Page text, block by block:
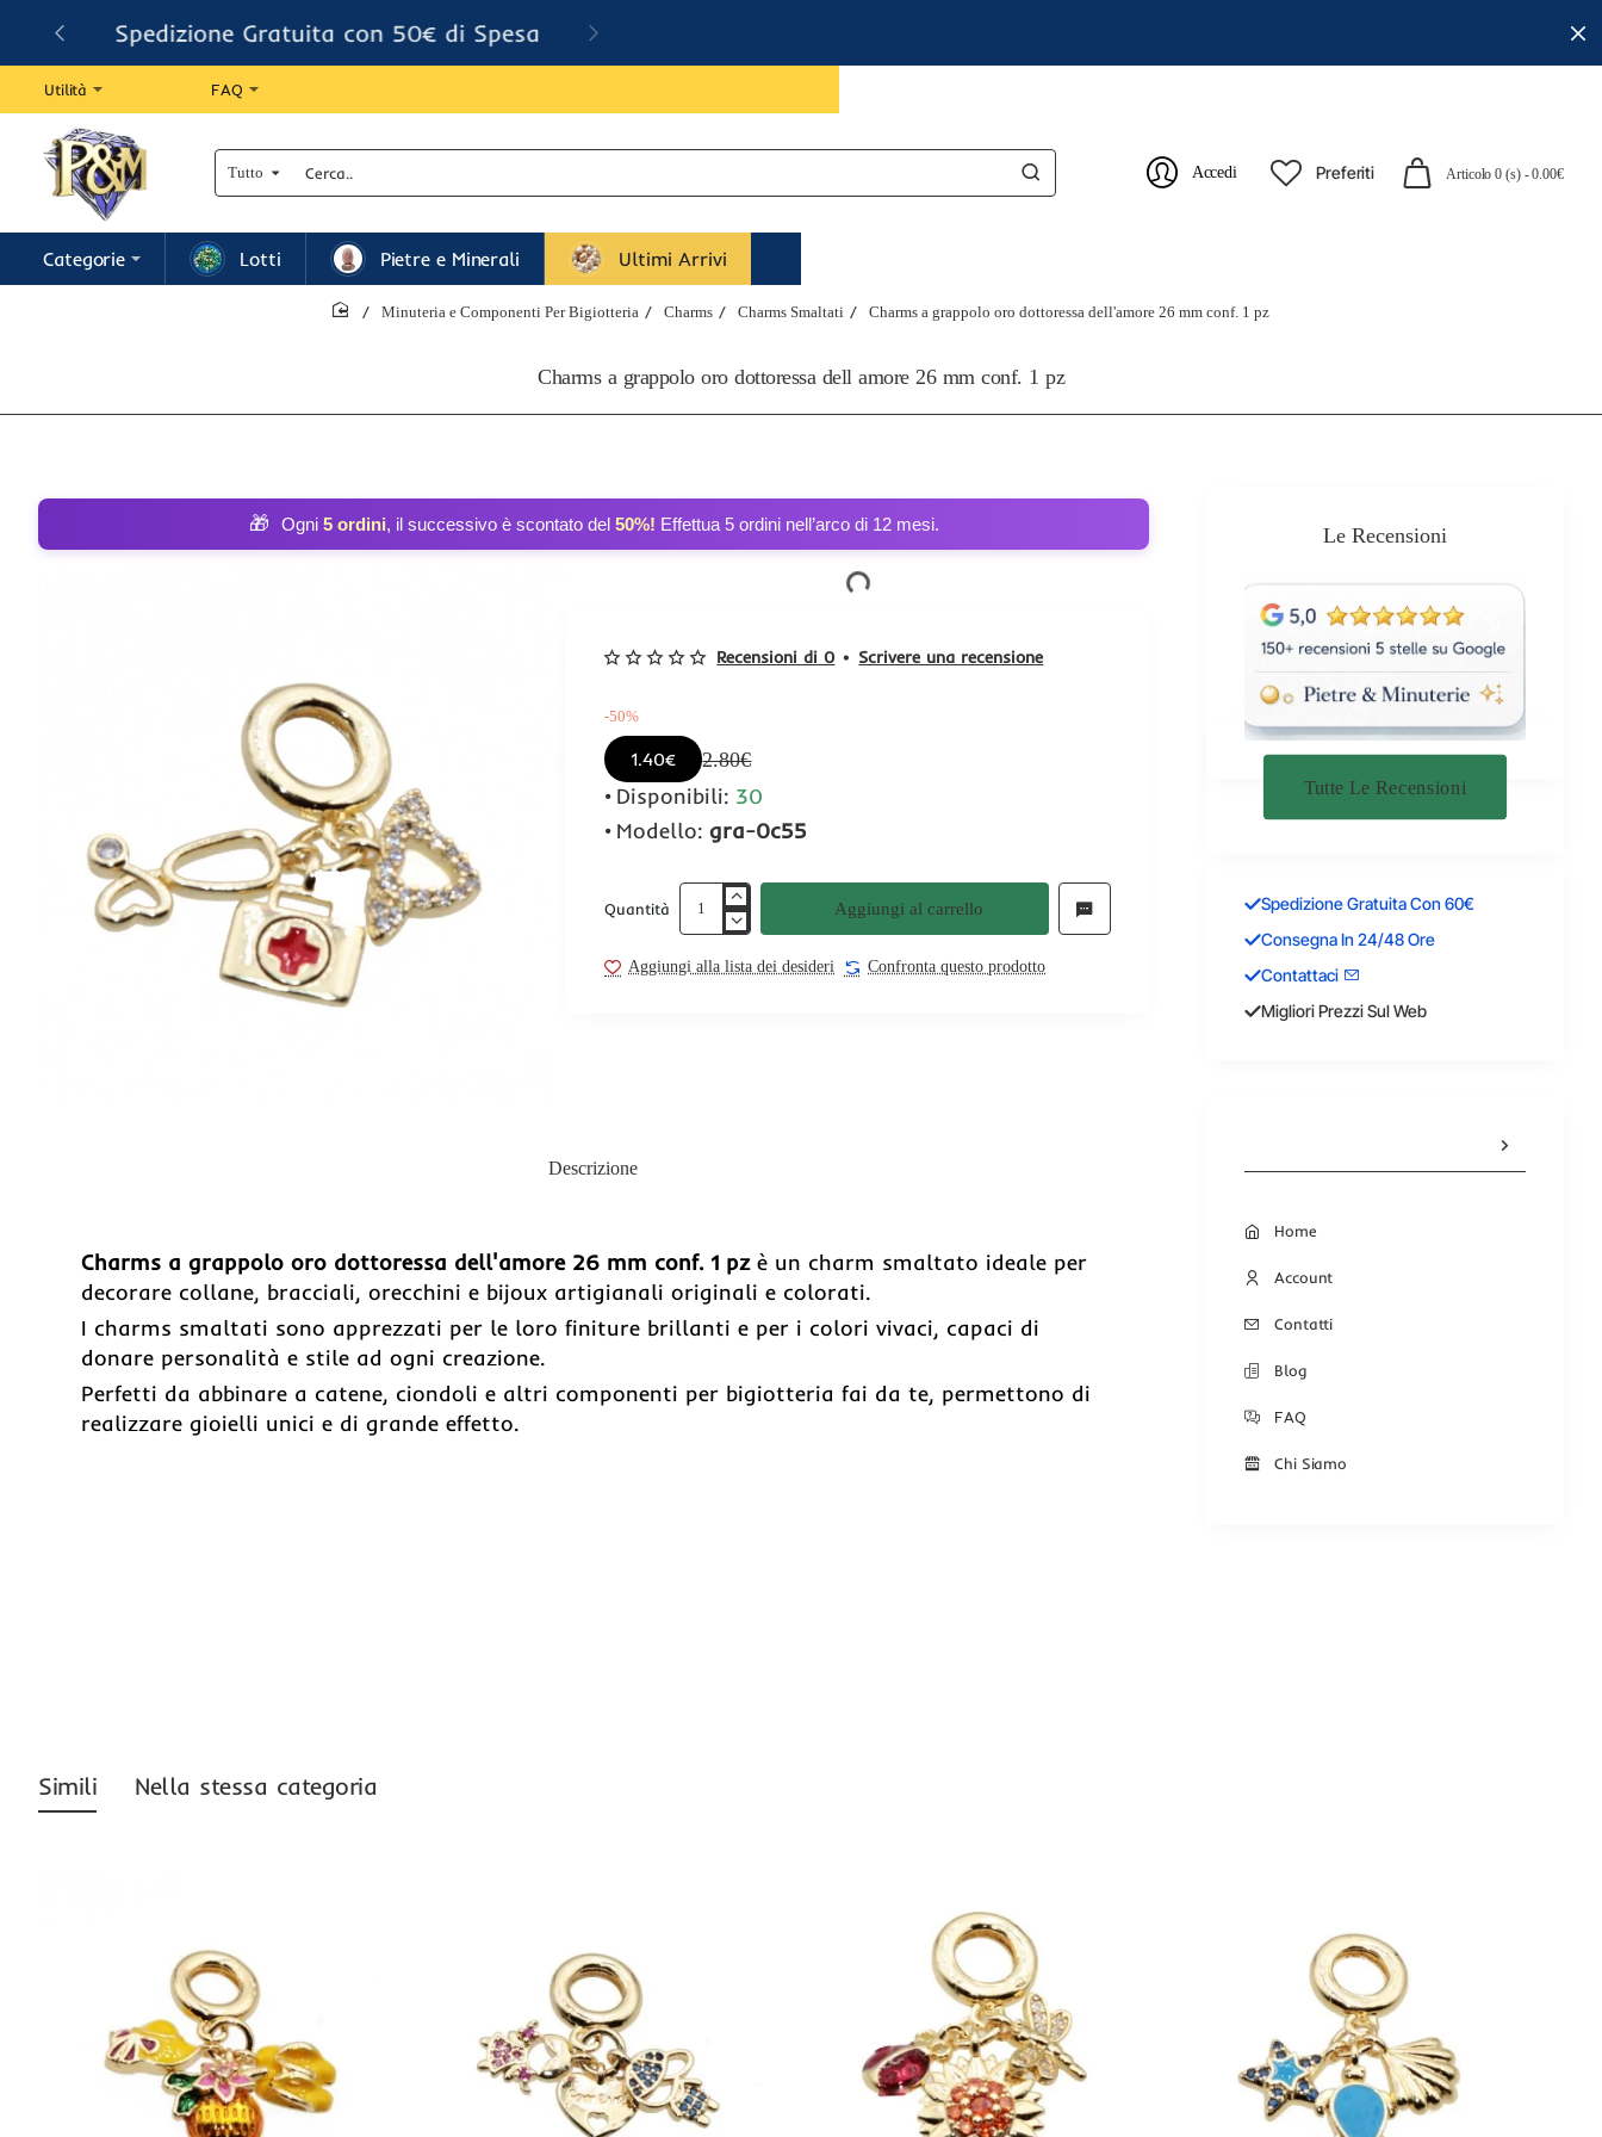
Spedizione Gratuita con 50€ di Spesa
Utilità FAQ
Tutto
Cerca.. Accedi Preferiti Articolo 0 (s) - 0.00€
Categorie Lotti Pietre e Minerali Ultimi Arrivi
Charms a grappolo oro dottoressa dell amore 26 mm conf. 1 pz
Minuteria e Componenti Per Bigiotteria Charms Charms Smaltati Charms a grappolo oro dottoressa dell'amore 26 mm conf. 1 pz
🎁 Ogni 5 ordini, il successivo è scontato del 50%! Effettua 5 ordini nell’arco di 12 mesi.
Recensioni di 0 • Scrivere una recensione
-50%
1.40€ 2.80€
Disponibili: 30
Modello: gra-0c55
Quantità Aggiungi al carrello
Aggiungi alla lista dei desideri Confronta questo prodotto
Descrizione
Charms a grappolo oro dottoressa dell'amore 26 mm conf. 1 pzè un charm smaltato ideale per
decorare collane, bracciali, orecchini e bijoux artigianali originali e colorati.
I charms smaltati sono apprezzati per le loro finiture brillanti e per i colori vivaci, capaci di
donare personalità e stile ad ogni creazione.
Perfetti da abbinare a catene, ciondoli e altri componenti per bigiotteria fai da te, permettono di
realizzare gioielli unici e di grande effetto.
Le Recensioni
Tutte Le Recensioni
Spedizione Gratuita Con 60€
Consegna In 24/48 Ore
Contattaci
Migliori Prezzi Sul Web
Home
Account
Contatti
Blog
FAQ
Chi Siamo
Simili Nella stessa categoria